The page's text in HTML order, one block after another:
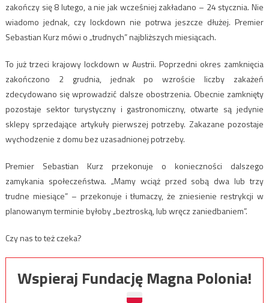
zakończy się 8 lutego, a nie jak wcześniej zakładano – 24 stycznia. Nie
wiadomo jednak, czy lockdown nie potrwa jeszcze dłużej. Premier
Sebastian Kurz mówi o „trudnych” najbliższych miesiącach.
To już trzeci krajowy lockdown w Austrii. Poprzedni okres zamknięcia
zakończono 2 grudnia, jednak po wzroście liczby zakażeń
zdecydowano się wprowadzić dalsze obostrzenia. Obecnie zamknięty
pozostaje sektor turystyczny i gastronomiczny, otwarte są jedynie
sklepy sprzedające artykuły pierwszej potrzeby. Zakazane pozostaje
wychodzenie z domu bez uzasadnionej potrzeby.
Premier Sebastian Kurz przekonuje o konieczności dalszego
zamykania społeczeństwa. „Mamy wciąż przed sobą dwa lub trzy
trudne miesiące” – przekonuje i tłumaczy, że zniesienie restrykcji w
planowanym terminie byłoby „beztroską, lub wręcz zaniedbaniem”.
Czy nas to też czeka?
Wspieraj Fundację Magna Polonia!